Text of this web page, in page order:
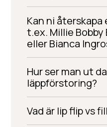
Kan ni återskapa
t.ex. Millie
eller Bianca
Hur ser man ut
läppförstoring?
Vad är lip flip vs